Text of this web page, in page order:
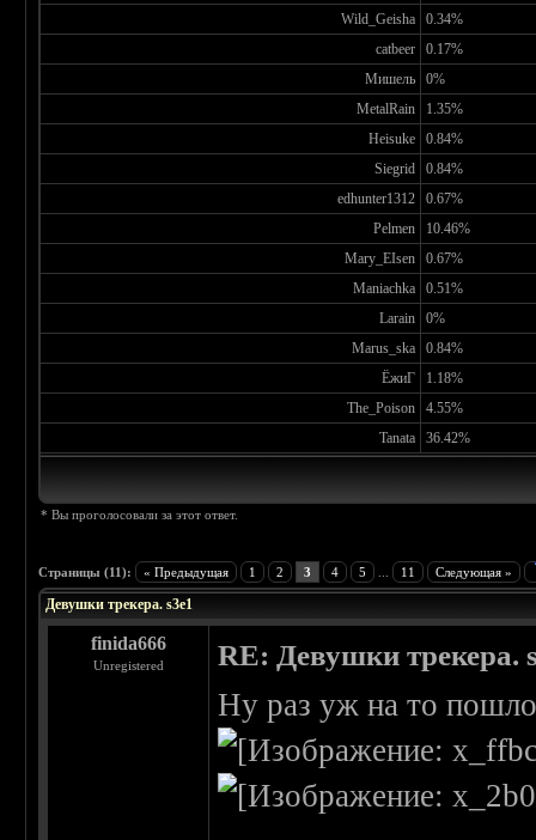
Wild_Geisha
0.34%
catbeer
0.17%
Мишель
0%
MetalRain
1.35%
Heisuke
0.84%
Siegrid
0.84%
edhunter1312
0.67%
Pelmen
10.46%
Mary_EIsen
0.67%
Maniachka
0.51%
Larain
0%
Marus_ska
0.84%
ЁжиГ
1.18%
The_Poison
4.55%
Tanata
36.42%
* Вы проголосовали за этот ответ.
Страницы (11): « Предыдущая 1 2 3 4 5 11 Следующая »
Девушки трекера. s3e1
finida666
Unregistered RE: Девушки трекера.
Ну раз уж на то